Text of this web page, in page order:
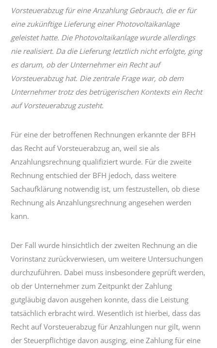
Vorsteuerabzug für eine Anzahlung Gebrauch, die er für
eine zukünftige Lieferung einer Photovoltaikanlage
geleistet hatte. Die Photovoltaikanlage wurde allerdings
nie realisiert. Da die Lieferung letztlich nicht erfolgte, ging
es darum, ob der Unternehmer ein Recht auf
Vorsteuerabzug hat. Die zentrale Frage war, ob dem
Unternehmer trotz des betrügerischen Kontexts ein Recht
auf Vorsteuerabzug zusteht.
Für eine der betroffenen Rechnungen erkannte der BFH
das Recht auf Vorsteuerabzug an, weil sie als
Anzahlungsrechnung qualifiziert wurde. Für die zweite
Rechnung entschied der BFH jedoch, dass weitere
Sachaufklärung notwendig ist, um festzustellen, ob diese
Rechnung als Anzahlungsrechnung angesehen werden
kann.
Der Fall wurde hinsichtlich der zweiten Rechnung an die
Vorinstanz zurückverwiesen, um weitere Untersuchungen
durchzuführen. Dabei muss insbesondere geprüft werden,
ob der Unternehmer zum Zeitpunkt der Zahlung
gutgläubig davon ausgehen konnte, dass die Leistung
tatsächlich erbracht wird. Wesentlich ist hierbei, dass das
Recht auf Vorsteuerabzug für Anzahlungen nur gilt, wenn
der Steuerpflichtige davon ausging, eine Zahlung für eine